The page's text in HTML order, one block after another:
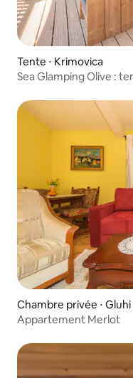
Tente ⋅ Krimovica
Sea Glamping Olive :
Chambre privée ⋅ Gluhi
Appartement Merlot